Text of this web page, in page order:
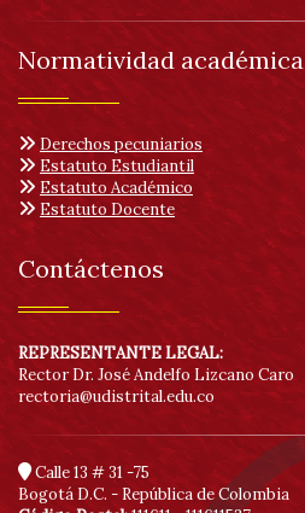
Normatividad académica
Derechos pecuniarios
Estatuto Estudiantil
Estatuto Académico
Estatuto Docente
Contáctenos
REPRESENTANTE LEGAL:
Rector Dr. José Andelfo Lizcano Caro
rectoria@udistrital.edu.co
Calle 13 # 31 -75
Bogotá D.C. - República de Colombia